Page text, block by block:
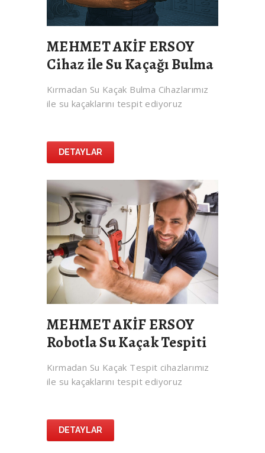
MEHMET AKİF ERSOY
Cihaz ile Su Kaçağı Bulma
Kırmadan Su Kaçak Bulma Cihazlarımız
ile su kaçaklarını tespit ediyoruz
DETAYLAR
MEHMET AKİF ERSOY
Robotla Su Kaçak Tespiti
Kırmadan Su Kaçak Tespit cihazlarımız
ile su kaçaklarını tespit ediyoruz
DETAYLAR